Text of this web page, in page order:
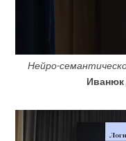
Нейро-
Иванюк